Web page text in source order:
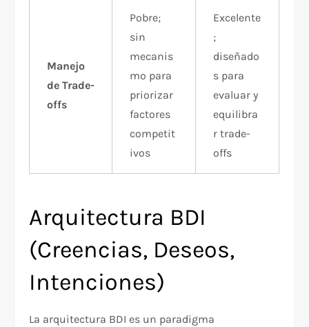
Manejo
de Trade-
offs
Pobre;
sin
mecanis
mo para
priorizar
factores
competit
ivos
Excelente
;
diseñado
s para
evaluar y
equilibra
r trade-
offs
Arquitectura BDI
(Creencias, Deseos,
Intenciones)
La arquitectura BDI es un paradigma